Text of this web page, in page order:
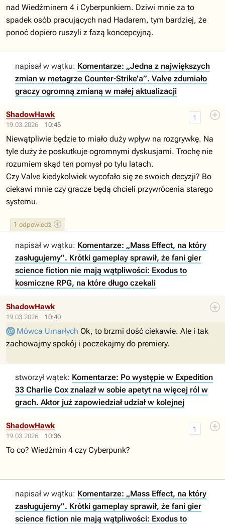
nad Wiedźminem 4 i Cyberpunkiem. Dziwi mnie za to
spadek osób pracujących nad Hadarem, tym bardziej, że
ponoć dopiero ruszyli z fazą koncepcyjną.
napisał w wątku: Komentarze: „Jedna z największych
zmian w metagrze Counter-Strike’a”. Valve zdumiało
graczy ogromną zmianą w małej aktualizacji
19.03.2026 10:45
1
1 odpowiedź
ShadowHawk
Niewątpliwie będzie to miało duży wpływ na rozgrywkę. Na
tyle duży że poskutkuje ogromnymi dyskusjami. Trochę nie
rozumiem skąd ten pomysł po tylu latach.
Czy Valve kiedykolwiek wycofało się ze swoich decyzji? Bo
ciekawi mnie czy gracze będą chcieli przywrócenia starego
systemu.
napisał w wątku: Komentarze: „Mass Effect, na który
zasługujemy”. Krótki gameplay sprawił, że fani gier
science fiction nie mają wątpliwości: Exodus to
kosmiczne RPG, na które długo czekali
19.03.2026 10:40
ShadowHawk
Mówca Umarłych Ok, to brzmi dość ciekawie. Ale i tak
zachowajmy spokój i poczekajmy do premiery.
stworzył wątek: Komentarze: Po występie w Expedition
33 Charlie Cox znalazł w sobie apetyt na więcej ról w
grach. Aktor już zapowiedział udział w kolejnej
19.03.2026 10:36
1
ShadowHawk
To co? Wiedźmin 4 czy Cyberpunk?
napisał w wątku: Komentarze: „Mass Effect, na który
zasługujemy”. Krótki gameplay sprawił, że fani gier
science fiction nie mają wątpliwości: Exodus to